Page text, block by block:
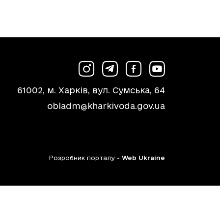
61002, м. Харків, вул. Сумська, 64
obladm@kharkivoda.gov.ua
Розробник порталу - Web Ukraine